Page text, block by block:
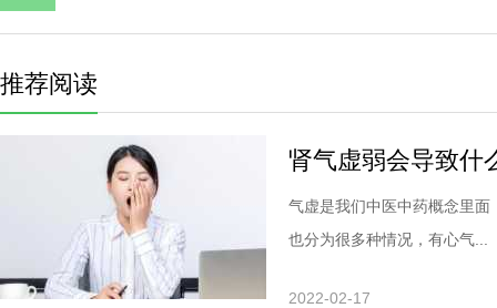
推荐阅读
肾气虚弱会导致什
气虚是我们中医中药概念里
也分为很多种情况，有心气...
2022-02-17